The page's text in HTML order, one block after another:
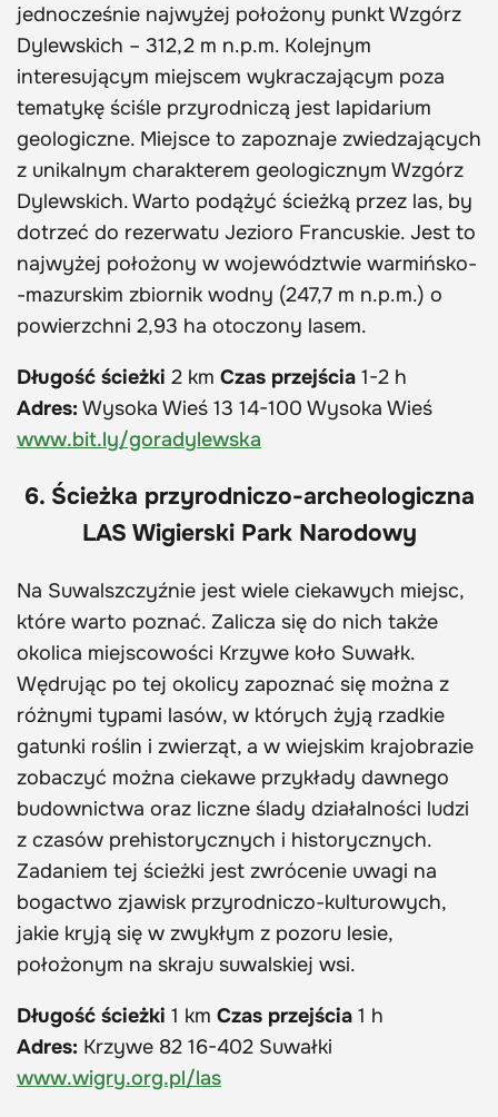
jednocześnie najwyżej położony punkt Wzgórz
Dylewskich – 312,2 m n.p.m. Kolejnym
interesującym miejscem wykraczającym poza
tematykę ściśle przyrodniczą jest lapidarium
geologiczne. Miejsce to zapoznaje zwiedzających
z unikalnym charakterem geologicznym Wzgórz
Dylewskich. Warto podążyć ścieżką przez las, by
dotrzeć do rezerwatu Jezioro Francuskie. Jest to
najwyżej położony w województwie warmińsko-
-mazurskim zbiornik wodny (247,7 m n.p.m.) o
powierzchni 2,93 ha otoczony lasem.
Długość ścieżki 2 km Czas przejścia 1-2 h
Adres: Wysoka Wieś 13 14-100 Wysoka Wieś
www.bit.ly/goradylewska
6. Ścieżka przyrodniczo-archeologiczna
LAS Wigierski Park Narodowy
Na Suwalszczyźnie jest wiele ciekawych miejsc,
które warto poznać. Zalicza się do nich także
okolica miejscowości Krzywe koło Suwałk.
Wędrując po tej okolicy zapoznać się można z
różnymi typami lasów, w których żyją rzadkie
gatunki roślin i zwierząt, a w wiejskim krajobrazie
zobaczyć można ciekawe przykłady dawnego
budownictwa oraz liczne ślady działalności ludzi
z czasów prehistorycznych i historycznych.
Zadaniem tej ścieżki jest zwrócenie uwagi na
bogactwo zjawisk przyrodniczo-kulturowych,
jakie kryją się w zwykłym z pozoru lesie,
położonym na skraju suwalskiej wsi.
Długość ścieżki 1 km Czas przejścia 1 h
Adres: Krzywe 82 16-402 Suwałki
www.wigry.org.pl/las